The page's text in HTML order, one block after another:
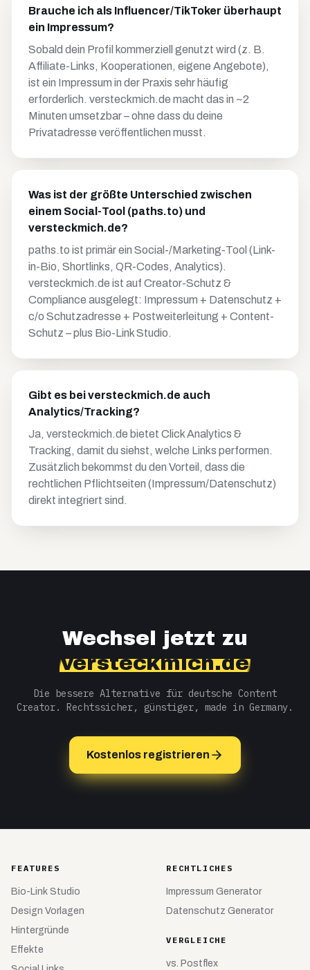
Brauche ich als Influencer/TikToker überhaupt
ein Impressum?
Sobald dein Profil kommerziell genutzt wird (z. B.
Affiliate-Links, Kooperationen, eigene Angebote),
ist ein Impressum in der Praxis sehr häufig
erforderlich. versteckmich.de macht das in ~2
Minuten umsetzbar – ohne dass du deine
Privatadresse veröffentlichen musst.
Was ist der größte Unterschied zwischen
einem Social-Tool (paths.to) und
versteckmich.de?
paths.to ist primär ein Social-/Marketing-Tool (Link-
in-Bio, Shortlinks, QR-Codes, Analytics).
versteckmich.de ist auf Creator-Schutz &
Compliance ausgelegt: Impressum + Datenschutz +
c/o Schutzadresse + Postweiterleitung + Content-
Schutz – plus Bio-Link Studio.
Gibt es bei versteckmich.de auch
Analytics/Tracking?
Ja, versteckmich.de bietet Click Analytics &
Tracking, damit du siehst, welche Links performen.
Zusätzlich bekommst du den Vorteil, dass die
rechtlichen Pflichtseiten (Impressum/Datenschutz)
direkt integriert sind.
Wechsel jetzt zu
versteckmich.de
Die bessere Alternative für deutsche Content
Creator. Rechtssicher, günstiger, made in Germany.
Kostenlos registrieren
FEATURES
Bio-Link Studio
Design Vorlagen
Hintergründe
Effekte
RECHTLICHES
Impressum Generator
Datenschutz Generator
VERGLEICHE
vs. Postflex